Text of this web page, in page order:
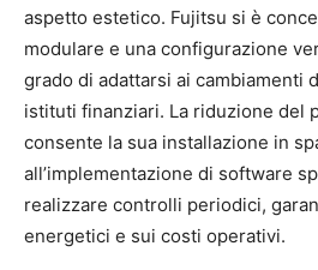
aspetto estetico. Fujitsu si è
modulare e una configurazione
grado di adattarsi ai cambiamenti
istituti finanziari. La riduzione del
consente la sua installazione in
all’implementazione di software
realizzare controlli periodici,
energetici e sui costi operativi.